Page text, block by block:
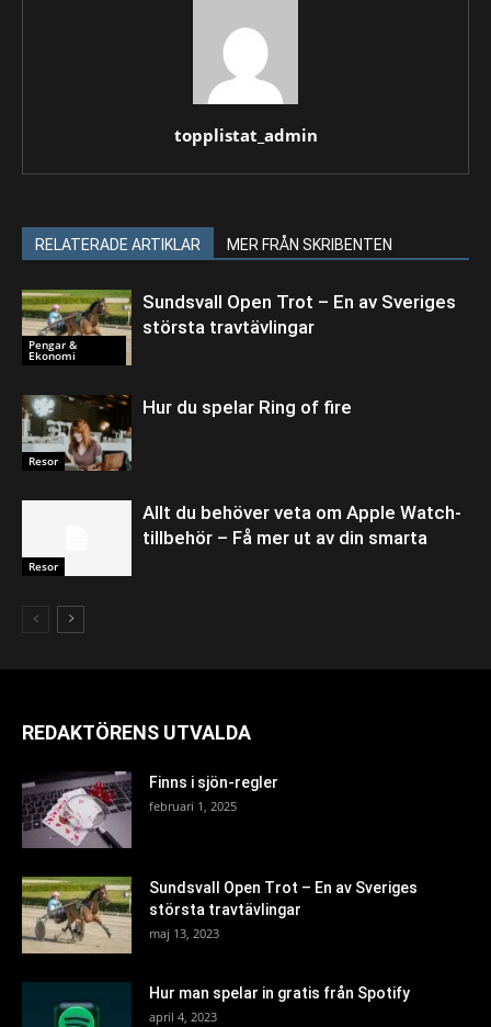
topplistat_admin
RELATERADE ARTIKLAR MER FRÅN SKRIBENTEN
Pengar &
Ekonomi
Sundsvall Open Trot – En av Sveriges
största travtävlingar
Resor
Hur du spelar Ring of fire
Resor
Allt du behöver veta om Apple Watch-
tillbehör – Få mer ut av din smarta
REDAKTÖRENS UTVALDA
Finns i sjön-regler
februari 1, 2025
Sundsvall Open Trot – En av Sveriges
största travtävlingar
maj 13, 2023
Hur man spelar in gratis från Spotify
april 4, 2023